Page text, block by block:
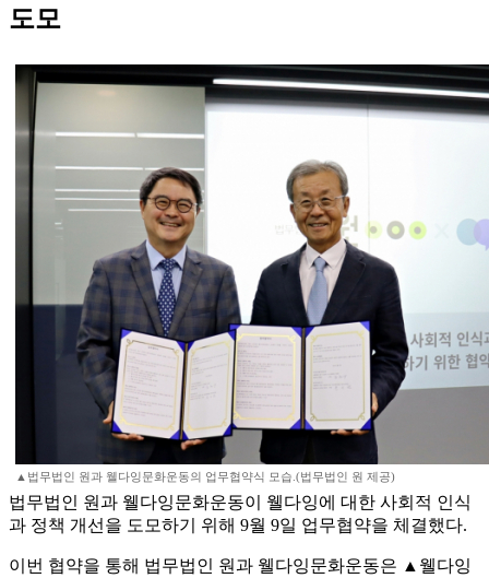
도모
▲법무법인 원과 웰다잉문화운동의 업무협약식 모습.(법무법인 원 제공)
법무법인 원과 웰다잉문화운동이 웰다잉에 대한 사회적 인식
과 정책 개선을 도모하기 위해 9월 9일 업무협약을 체결했다.
이번 협약을 통해 법무법인 원과 웰다잉문화운동은 ▲웰다잉